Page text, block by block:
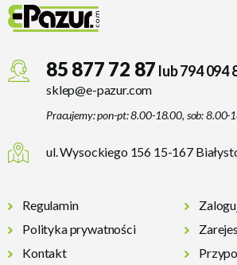
85 877 72 87 lub 794 094
sklep@e-pazur.com
Pracujemy: pon-pt: 8.00-18.00, sob: 8.00-
ul. Wysockiego 156 15-167
Regulamin
Polityka prywatności
Kontakt